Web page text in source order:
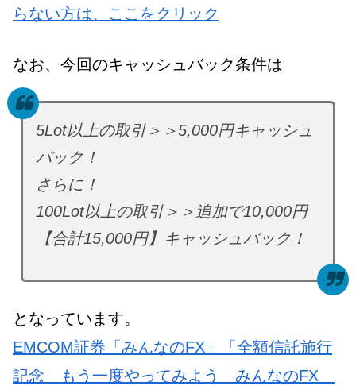
らない方は、ここをクリック
なお、今回のキャッシュバック条件は
5Lot以上の取引＞＞5,000円キャッシュ
バック！
さらに！
100Lot以上の取引＞＞追加で10,000円
【合計15,000円】キャッシュバック！
となっています。
EMCOM証券「みんなのFX」「全額信託施行
記念 もう一度やってみよう みんなのFX